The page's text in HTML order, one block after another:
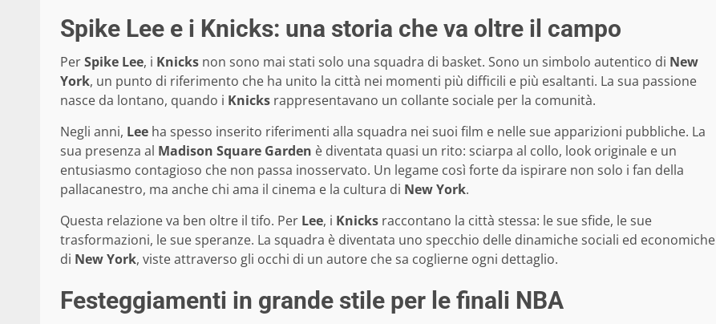
Spike Lee e i Knicks: una storia che va oltre il campo
PerSpike Lee, i Knicks non sono mai stati solo una squadra di basket. Sono un simbolo autentico di New
York, un punto di riferimento che ha unito la città nei momenti più difficili e più esaltanti. La sua passione
nasce da lontano, quando i Knicks rappresentavano un collante sociale per la comunità.
Negli anni, Lee ha spesso inserito riferimenti alla squadra nei suoi film e nelle sue apparizioni pubbliche. La
sua presenza al Madison Square Garden è diventata quasi un rito: sciarpa al collo, look originale e un
entusiasmo contagioso che non passa inosservato. Un legame così forte da ispirare non solo i fan della
pallacanestro, ma anche chi ama il cinema e la cultura di New York.
Questa relazione va ben oltre il tifo. Per Lee, i Knicks raccontano la città stessa: le sue sfide, le sue
trasformazioni, le sue speranze. La squadra è diventata uno specchio delle dinamiche sociali ed economiche
di New York, viste attraverso gli occhi di un autore che sa coglierne ogni dettaglio.
Festeggiamenti in grande stile per le finali NBA